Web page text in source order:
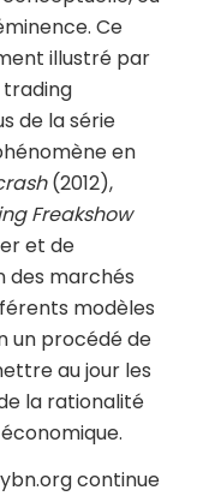
Ce
illustré par
de la série
en
(2012),
Freakshow
et de
des marchés
modèles
un procédé de
au jour les
la rationalité
continue